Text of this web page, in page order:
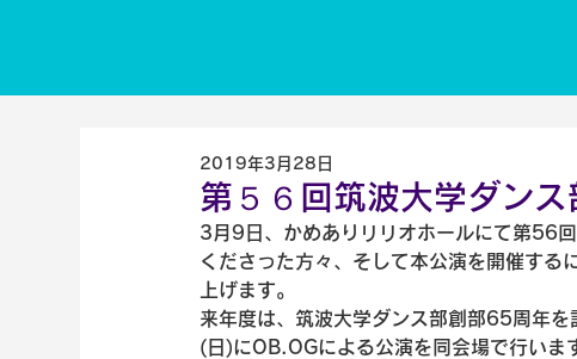
第５６回筑波大学ダン
2019年3月28日
3月9日、かめありリリオホールにて第56
くださった方々、そして本公演を開催する
上げます。
来年度は、筑波大学ダンス部創部65周年
(日)にOB.OGによる公演を同会場で行いま